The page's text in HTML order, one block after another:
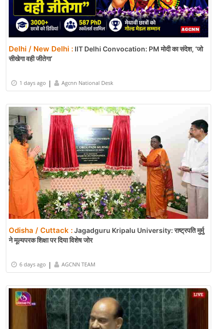
Delhi / New Delhi : IIT Delhi Convocation: PM मोदी का संदेश, ‘जो
सीखेगा वही जीतेगा’
1 days ago | Agcnn National Desk
Odisha / Cuttack :Jagadguru Kripalu University: राष्ट्रपति मुर्मु
ने मूल्यपरक शिक्षा पर दिया विशेष जोर
6 days ago | AGCNN TEAM